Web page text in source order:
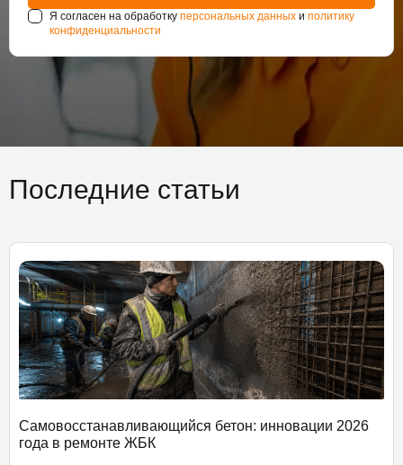
Я согласен на обработку персональных данных и политику
конфиденциальности
Последние статьи
Самовосстанавливающийся бетон: инновации 2026
года в ремонте ЖБК